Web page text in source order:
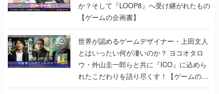
か？そして『LOOP8』へ受け継がれたもの
【ゲームの企画書】
世界が認めるゲームデザイナー・上田文人
とはいったい何が凄いのか？ ヨコオタロ
ウ・外山圭一郎らと共に『ICO』に込めら
れたこだわりを語り尽くす！【ゲームの企
画書】